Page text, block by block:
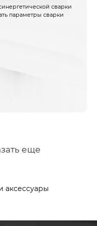
сварки
параметры сварки
еще
аксессуары